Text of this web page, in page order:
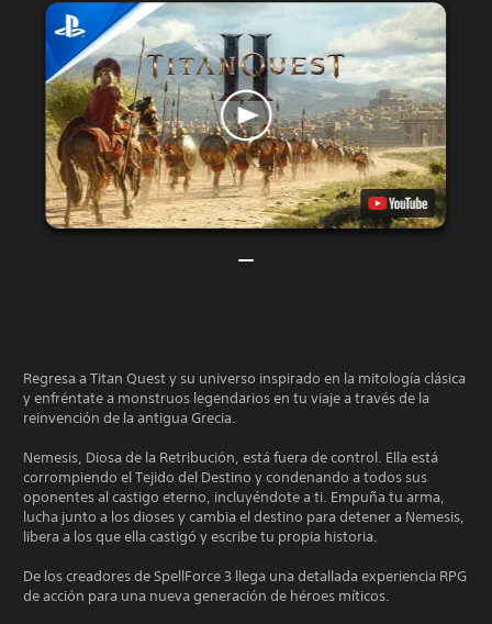
Regresa a Titan Quest y su universo inspirado en la mitología clásica
y enfréntate a monstruos legendarios en tu viaje a través de la
reinvención de la antigua Grecia.
Nemesis, Diosa de la Retribución, está fuera de control. Ella está
corrompiendo el Tejido del Destino y condenando a todos sus
oponentes al castigo eterno, incluyéndote a ti. Empuña tu arma,
lucha junto a los dioses y cambia el destino para detener a Nemesis,
libera a los que ella castigó y escribe tu propia historia.
De los creadores de SpellForce 3 llega una detallada experiencia RPG
de acción para una nueva generación de héroes míticos.